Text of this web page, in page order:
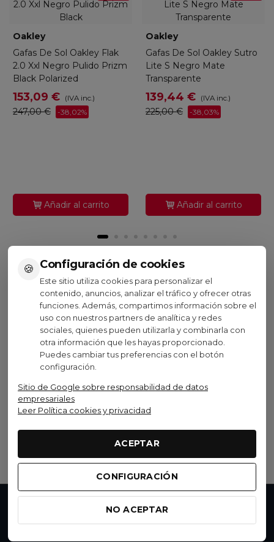
🍪 Configuración de cookies
Este sitio utiliza cookies para personalizar el
contenido, anuncios, analizar el tráfico y ofrecer otras
funciones. Además, compartimos información sobre el
uso con nuestros partners de analítica y redes
sociales, quienes pueden utilizarla y combinarla con
otra información que les hayas proporcionado.
Puedes cambiar tus preferencias con el botón
configuración.
Sitio de Google sobre responsabilidad de datos
empresariales
Leer Política cookies y privacidad
ACEPTAR
CONFIGURACIÓN
NO ACEPTAR
Oakley
Gafas De Sol Oakley Flak
2.0 Xxl Negro Pulido Prizm
Black Polarized
153,09 € (IVA inc.)
247,00 € -38,02%
Añadir al carrito
Oakley
Gafas De Sol Oakley Sutro
Lite S Negro Mate
Transparente
139,44 € (IVA inc.)
225,00 € -38,03%
Añadir al carrito
Visto recientemente
Oferta
Silver Red Mr
119,99 € (IVA inc.)
No te pierdas nada